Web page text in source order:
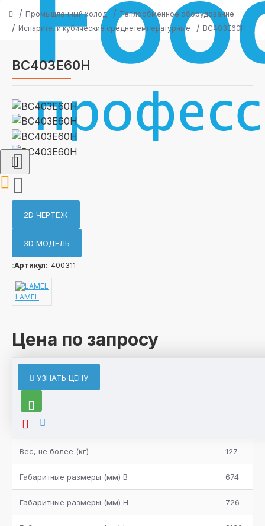
Промышленный холод
Теплообменное оборудование
Испарители кубические среднетемпературные
BC403E60H
BC403E60H
2D ЧЕРТЁЖ
3D МОДЕЛЬ
Цена по запросу
Артикул: 400311
LAMEL
УЗНАТЬ ЦЕНУ
ХАРАКТЕРИСТИКИ
Характеристики товара
Вентилятор
Вес, не более (кг) 127
Габаритные размеры (мм) B 674
Габаритные размеры (мм) H 726